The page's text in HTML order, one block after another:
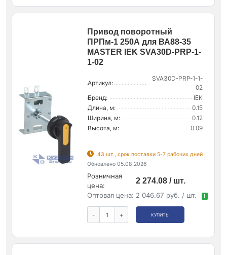
Привод поворотный
ПРПм-1 250А для ВА88-35
MASTER IEK SVA30D-PRP-1-
1-02
Артикул:
SVA30D-PRP-1-1-
02
Бренд:
IEK
Длина, м:
0.15
Ширина, м:
0.12
Высота, м:
0.09
43 шт., срок поставки 5-7 рабочих дней
Обновлено 05.08.2026
Розничная
цена:
2 274.08 / шт.
Оптовая цена: 2 046.67 руб. / шт. !
- + КУПИТЬ